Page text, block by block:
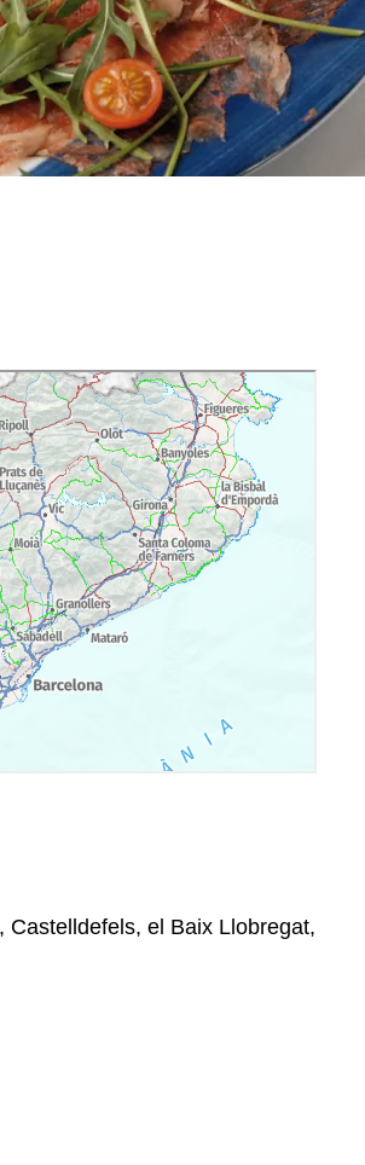
el Baix Llobregat,